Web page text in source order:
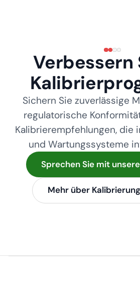
Verbessern
Sichern Sie zuverlässige
regulatorische
Kalibrierempfehlungen, die
und Wartungssysteme
Sprechen Sie mit
Mehr über